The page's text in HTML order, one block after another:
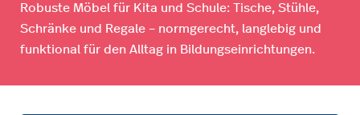
Robuste Möbel für Kita und Schule: Tische, Stühle,
Schränke und Regale – normgerecht, langlebig und
funktional für den Alltag in Bildungseinrichtungen.